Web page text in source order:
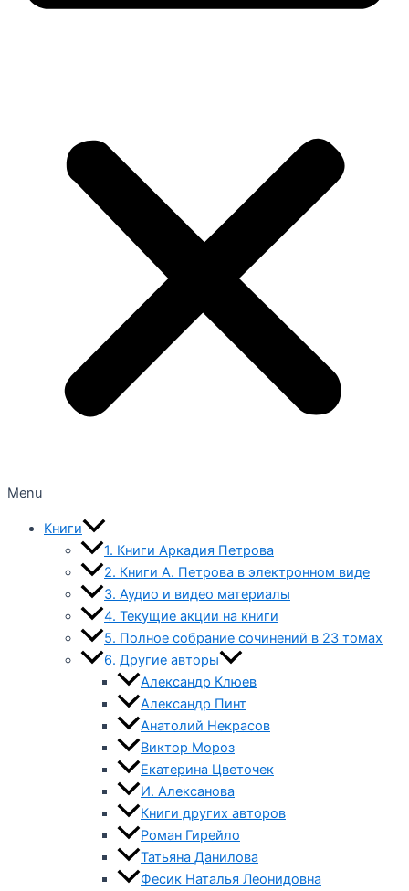
Menu
Книги
1. Книги Аркадия Петрова
2. Книги А. Петрова в электронном виде
3. Аудио и видео материалы
4. Текущие акции на книги
5. Полное собрание сочинений в 23 томах
6. Другие авторы
Александр Клюев
Александр Пинт
Анатолий Некрасов
Виктор Мороз
Екатерина Цветочек
И. Алексанова
Книги других авторов
Роман Гирейло
Татьяна Данилова
Фесик Наталья Леонидовна